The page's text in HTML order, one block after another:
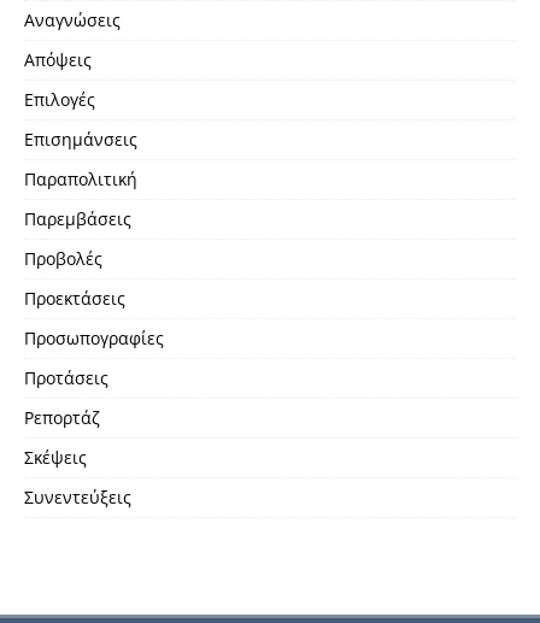
Αναγνώσεις
Απόψεις
Επιλογές
Επισημάνσεις
Παραπολιτική
Παρεμβάσεις
Προβολές
Προεκτάσεις
Προσωπογραφίες
Προτάσεις
Ρεπορτάζ
Σκέψεις
Συνεντεύξεις